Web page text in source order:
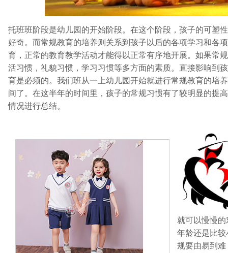
托班班阶段是幼儿园的开始阶段。在这个阶段，孩子的可塑
好奇。而常规教育的培养则关系到孩子以后的各项学习和各
育，正常的教育教学活动才能得以正常有序地开展。如果常
活习惯，礼貌习惯，学习习惯等多方面的素质。直接影响到
育是必须的。我们班从一上幼儿园开始就进行常规教育的培
间了。在这半年的时间里，孩子的常规习惯有了较明显的提
情况进行总结。
就可以慢慢
年龄还是比
规要由易到